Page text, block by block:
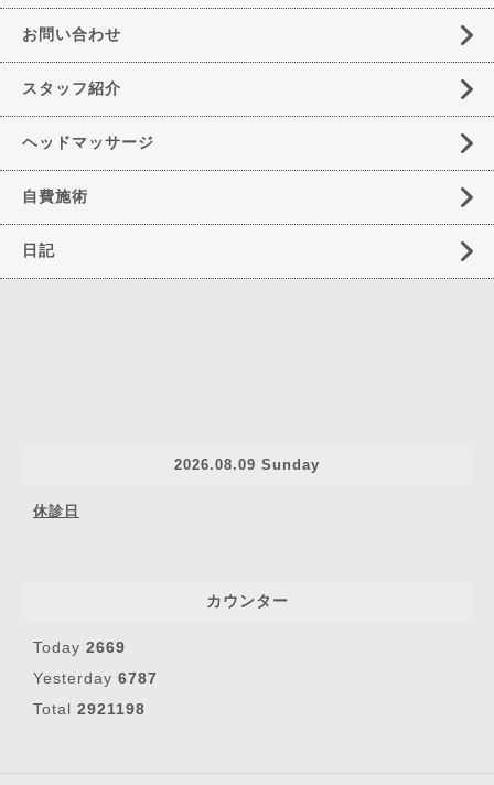
お問い合わせ
スタッフ紹介
ヘッドマッサージ
自費施術
日記
2026.08.09 Sunday
休診日
カウンター
Today 2669
Yesterday 6787
Total 2921198